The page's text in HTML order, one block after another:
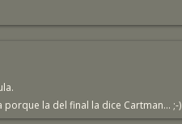
la del final la dice Cartman... ;-)